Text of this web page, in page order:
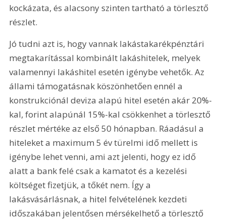
kockázata, és alacsony szinten tartható a törlesztő
részlet.
Jó tudni azt is, hogy vannak lakástakarékpénztári
megtakarítással kombinált lakáshitelek, melyek
valamennyi lakáshitel esetén igénybe vehetők. Az
állami támogatásnak köszönhetően ennél a
konstrukciónál deviza alapú hitel esetén akár 20%-
kal, forint alapúnál 15%-kal csökkenhet a törlesztő
részlet mértéke az első 50 hónapban. Ráadásul a
hiteleket a maximum 5 év türelmi idő mellett is
igénybe lehet venni, ami azt jelenti, hogy ez idő
alatt a bank felé csak a kamatot és a kezelési
költséget fizetjük, a tőkét nem. Így a
lakásvásárlásnak, a hitel felvételének kezdeti
időszakában jelentősen mérsékelhető a törlesztő